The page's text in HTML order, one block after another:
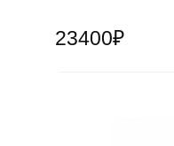
23400₽